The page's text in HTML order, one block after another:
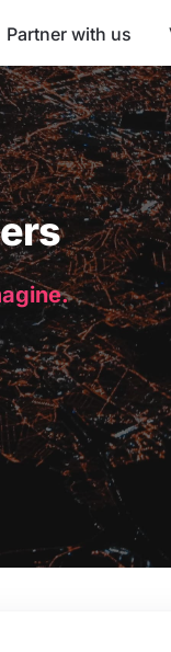
Partner with us